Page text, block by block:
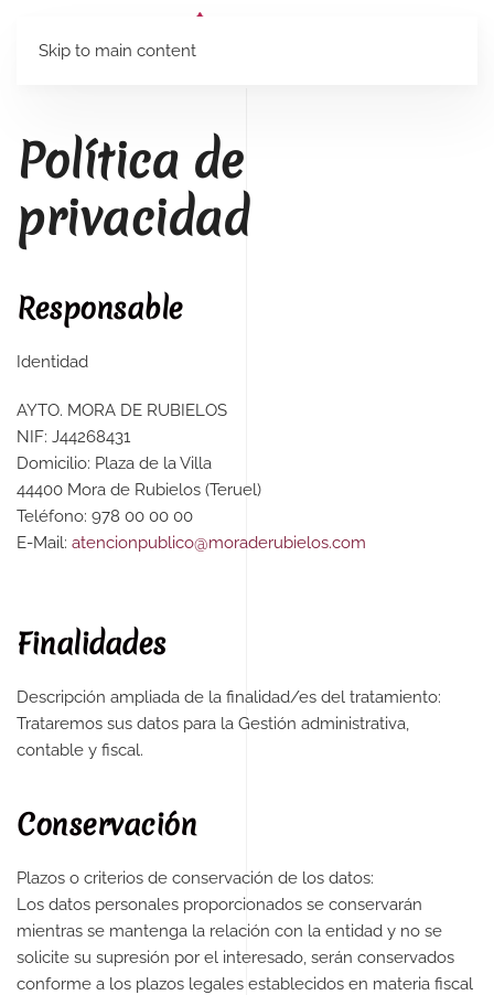
Skip to main content
Política de
privacidad
Responsable
Identidad
AYTO. MORA DE RUBIELOS
NIF: J44268431
Domicilio: Plaza de la Villa
44400 Mora de Rubielos (Teruel)
Teléfono: 978 00 00 00
E-Mail: atencionpublico@moraderubielos.com
Finalidades
Descripción ampliada de la finalidad/es del tratamiento:
Trataremos sus datos para la Gestión administrativa,
contable y fiscal.
Conservación
Plazos o criterios de conservación de los datos:
Los datos personales proporcionados se conservarán
mientras se mantenga la relación con la entidad y no se
solicite su supresión por el interesado, serán conservados
conforme a los plazos legales establecidos en materia fiscal